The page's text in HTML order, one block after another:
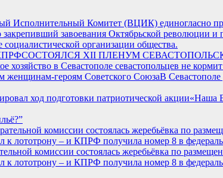
Исполнительный Комитет (ВЦИК) единогласно
завоевания Октябрьской революции
организации общества.
СОСТОЯЛСЯ XII ПЛЕНУМ
хозяйство в Севастополе севастопольцев не
В Севастополе
«Наша
комиссии состоялась жеребьёвка по
лототрону – и КПРФ получила номер 8 в